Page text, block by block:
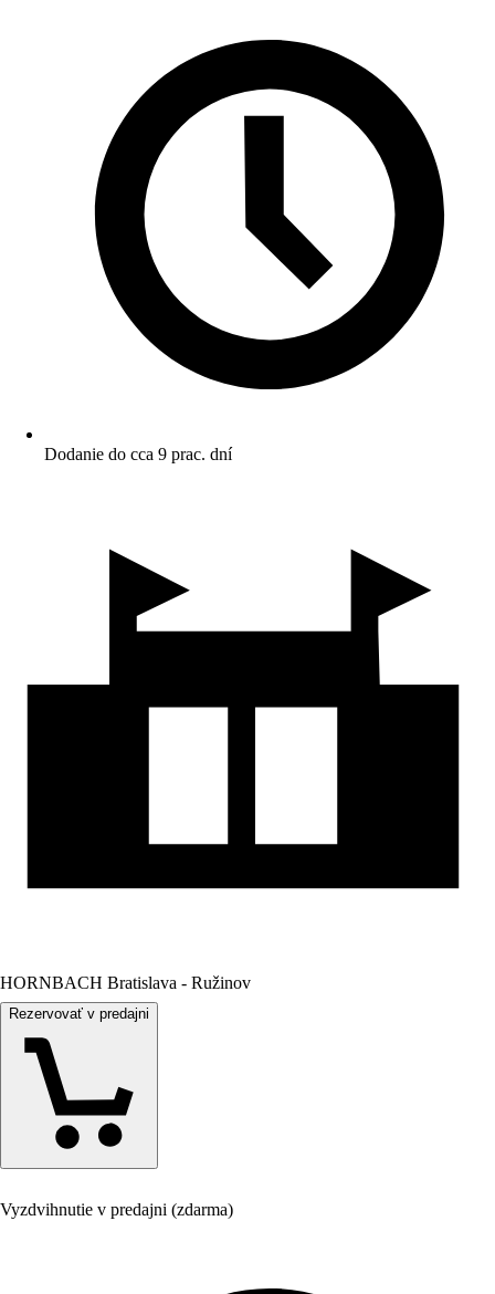
Dodanie do cca 9 prac. dní
HORNBACH Bratislava - Ružinov
Rezervovať v predajni
Vyzdvihnutie v predajni (zdarma)